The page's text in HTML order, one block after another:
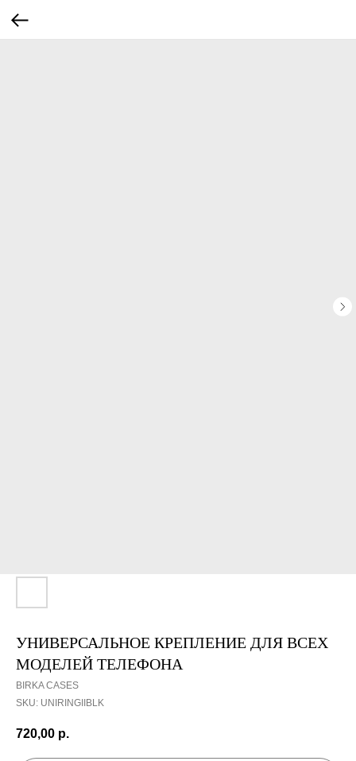
УНИВЕРСАЛЬНОЕ КРЕПЛЕНИЕ ДЛЯ ВСЕХ
МОДЕЛЕЙ ТЕЛЕФОНА
BIRKA CASES
SKU: UNIRINGIIBLK
720,00 р.